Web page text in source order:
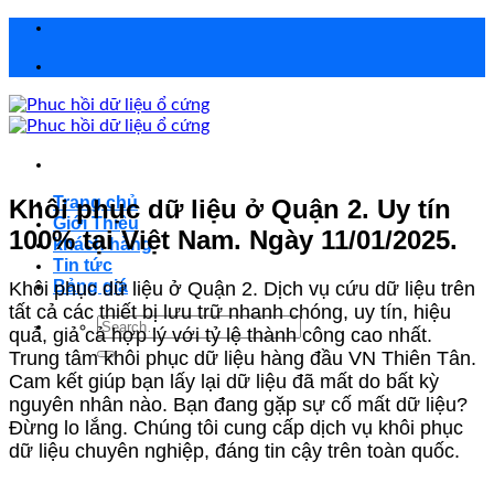
Chuyển
Trang chủ
Giới Thiệu
khách hàng
Tin tức
Bảng giá
Search
for:
Khôi phục dữ liệu ở Quận 2. Uy tín
100% tại Việt Nam. Ngày 11/01/2025.
Khôi phục dữ liệu ở Quận 2. Dịch vụ cứu dữ liệu trên
tất cả các thiết bị lưu trữ nhanh chóng, uy tín, hiệu
quả, giả cả hợp lý với tỷ lệ thành công cao nhất.
Trung tâm khôi phục dữ liệu hàng đầu VN Thiên Tân.
Cam kết giúp bạn lấy lại dữ liệu đã mất do bất kỳ
nguyên nhân nào. Bạn đang gặp sự cố mất dữ liệu?
Đừng lo lắng. Chúng tôi cung cấp dịch vụ khôi phục
dữ liệu chuyên nghiệp, đáng tin cậy trên toàn quốc.